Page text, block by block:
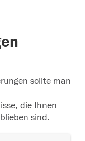
sollte man
die Ihnen
sind.